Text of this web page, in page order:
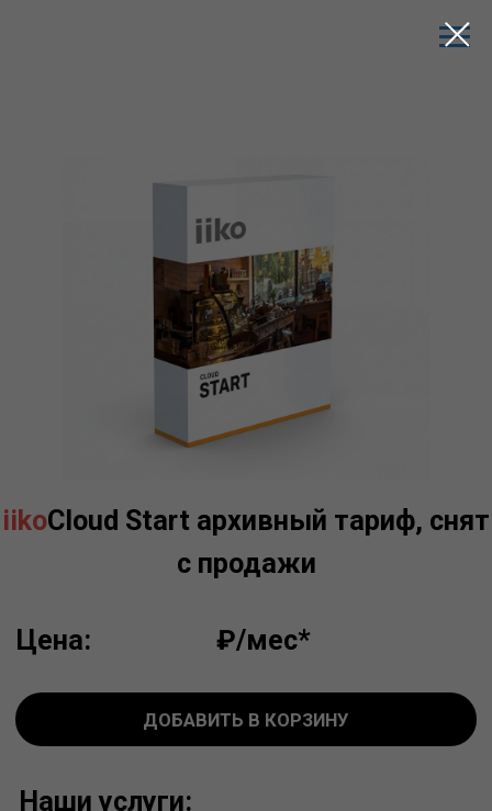
Cloud Start архивный тариф, снят
с продажи
ДОБАВИТЬ В КОРЗИНУ
ЦЕНТР ОБУЧЕНИЯ IIKO
ПРОДАЖА
ТЕХНИЧЕСКАЯ
ПРОГРАММИРОВАНИЕ
ПОД IIKO
*за 1 кассу (Под кассой подразумевается терминал